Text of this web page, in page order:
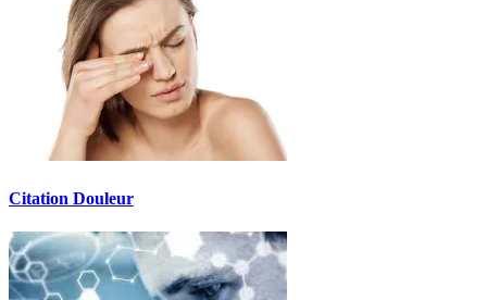
Citation Douleur